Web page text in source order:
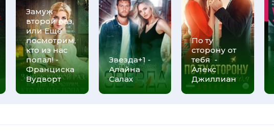
Замуж
второй раз,
или Ещё
посмотрим,
кто из нас
попал! -
Франциска
Вудворт
Звезда+1 -
Алайна
Салах
По ту
сторону от
тебя -
Алекс
Джиллиан